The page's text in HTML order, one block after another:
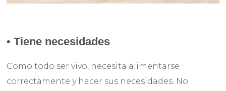
• Tiene necesidades
Como todo ser vivo, necesita alimentarse
correctamente y hacer sus necesidades. No